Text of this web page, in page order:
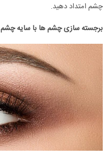
چشم امتداد دهید.
برجسته سازی چشم ها با سایه چشم